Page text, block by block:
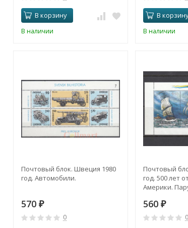
В корзину
В наличии
В
В наличии
Почтовый блок. Швеция 1980
год. Автомобили.
570 ₽
0
Почтовый
год. 500 лет
Америки.
560₽
0